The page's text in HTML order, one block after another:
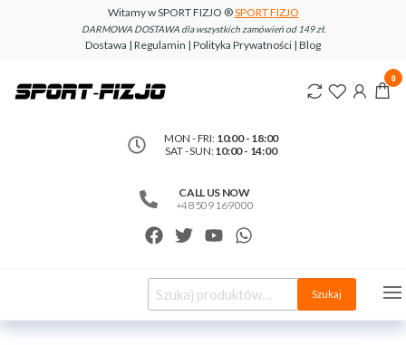
Witamy w SPORT FIZJO ®SPORT FIZJO
DARMOWA DOSTAWA dla wszystkich zamówień od 149 zł.
Dostawa | Regulamin | Polityka Prywatności | Blog
www.sport-
MON - FRI: 10:00 - 18:00
SAT - SUN:10:00 - 14:00
CALL US NOW
+48 509 169 000
0
Szukaj